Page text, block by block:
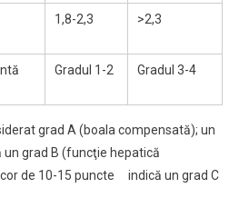
1,8-2,3 >2,3
Gradul 1-2 Gradul 3-4
grad A (boala compensată); un
grad B (funcţie hepatică
de 10-15 puncte indică un grad C